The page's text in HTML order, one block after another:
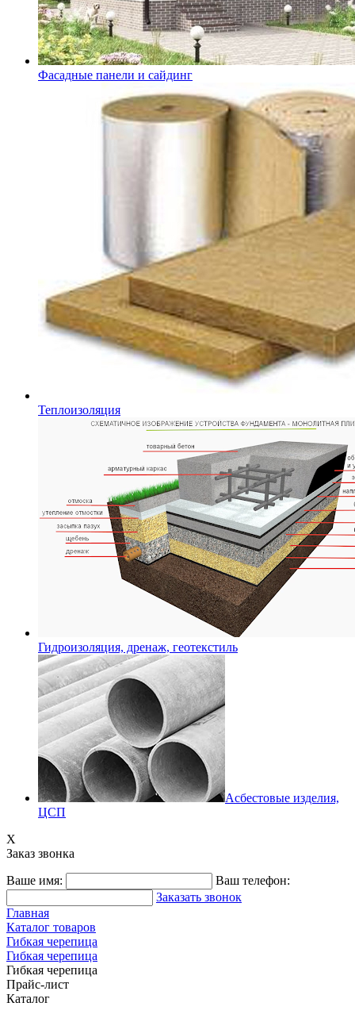
Фасадные панели и сайдинг
Теплоизоляция
Гидроизоляция, дренаж, геотекстиль
Асбестовые изделия,
ЦСП
X
Заказ звонка
Ваше имя:
Ваш телефон:
Заказать звонок
Главная
Каталог товаров
Гибкая черепица
Гибкая черепица
Гибкая черепица
Прайс-лист
Каталог